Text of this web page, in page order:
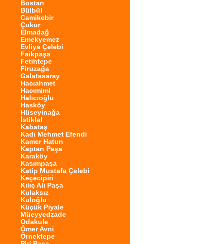
Bostan
Bülbül
Camikebir
Çukur
Elmadağ
Emekyemez
Evliya Çelebi
Faikpaşa
Fetihtepe
Firuzağa
Galatasaray
Hacıahmet
Hacımimi
Halıcıoğlu
Hasköy
Hüseyinağa
İstiklal
Kabataş
Kadı Mehmet Efendi
Kamer Hatun
Kaptan Paşa
Karaköy
Kasımpaşa
Katip Mustafa Çelebi
Keçecipiri
Kılıç Ali Paşa
Kulaksız
Kuloğlu
Küçük Piyale
Müeyyedzade
Odakule
Ömer Avni
Örnektepe